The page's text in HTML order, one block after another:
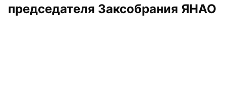
председателя Заксобрания ЯНАО